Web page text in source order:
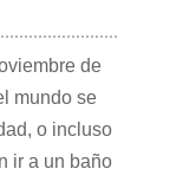
de
mundo se
o incluso
ir a un baño